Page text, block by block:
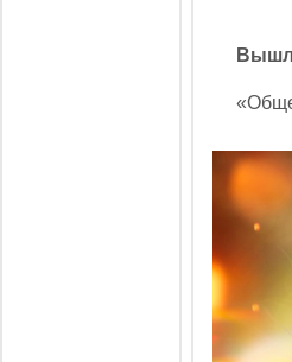
«Общее